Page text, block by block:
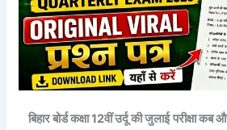
बिहार बोर्ड कक्षा 12वीं उर्दू की जुलाई परीक्षा कब